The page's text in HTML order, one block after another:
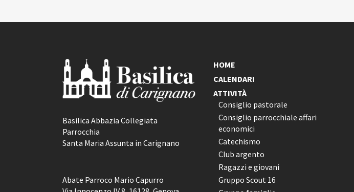
Basilica Abbazia Collegiata
Parrocchia
Santa Maria Assunta in Carignano
Abate Parroco Mario Capurro
HOME
CALENDARI
ATTIVITÀ
Consiglio pastorale
Consiglio parrocchiale affari
economici
Catechismo
Club argento
Ragazzi e giovani
Gruppo Scout 16